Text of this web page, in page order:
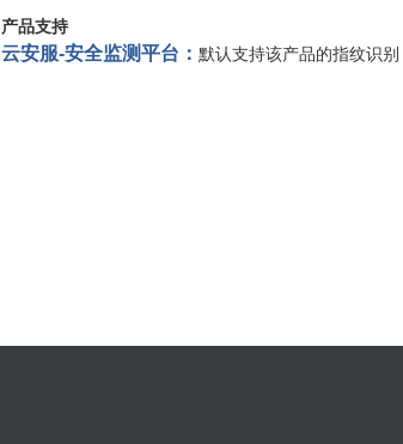
产品支持
云安服-安全监测平台： 默认支持该产品的指纹识